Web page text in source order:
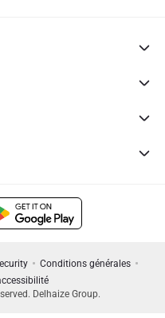
Conditions générales
Delhaize Group.